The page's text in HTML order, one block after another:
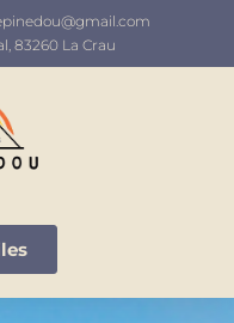
83260 La Crau